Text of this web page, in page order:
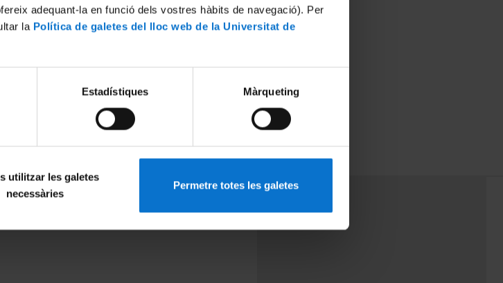
adequant-la en funció dels vostres hàbits de navegació). Per
la Política de galetes del lloc web de la Universitat de
Estadístiques Màrqueting
utilitzar les galetes
necessàries
Permetre totes les galetes
1 PEU 3